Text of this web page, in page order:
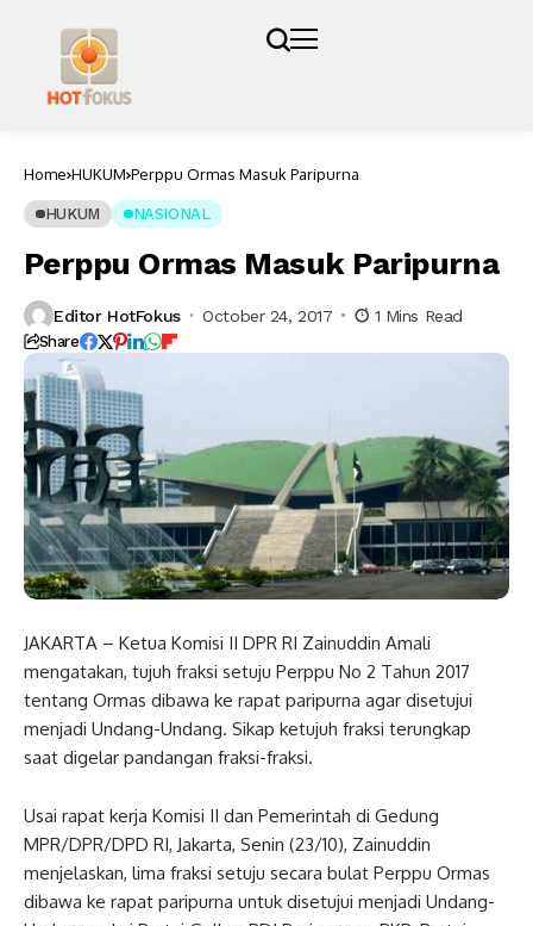
Home HUKUM Perppu Ormas Masuk Paripurna
HUKUM NASIONAL
Perppu Ormas Masuk Paripurna
Editor HotFokus October 24, 2017 1 Mins Read
Share
JAKARTA – Ketua Komisi II DPR RI Zainuddin Amali
mengatakan, tujuh fraksi setuju Perppu No 2 Tahun 2017
tentang Ormas dibawa ke rapat paripurna agar disetujui
menjadi Undang-Undang. Sikap ketujuh fraksi terungkap
saat digelar pandangan fraksi-fraksi.
Usai rapat kerja Komisi II dan Pemerintah di Gedung
MPR/DPR/DPD RI, Jakarta, Senin (23/10), Zainuddin
menjelaskan, lima fraksi setuju secara bulat Perppu Ormas
dibawa ke rapat paripurna untuk disetujui menjadi Undang-